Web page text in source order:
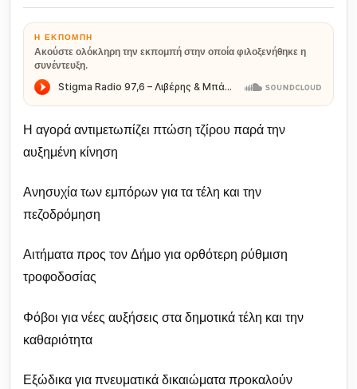
Η ΕΚΠΟΜΠΉ
Ακούστε ολόκληρη την εκπομπή στην οποία φιλοξενήθηκε η
συνέντευξη.
Η αγορά αντιμετωπίζει πτώση τζίρου παρά την
αυξημένη κίνηση
Ανησυχία των εμπόρων για τα τέλη και την
πεζοδρόμηση
Αιτήματα προς τον Δήμο για ορθότερη ρύθμιση
τροφοδοσίας
Φόβοι για νέες αυξήσεις στα δημοτικά τέλη και την
καθαριότητα
Εξώδικα για πνευματικά δικαιώματα προκαλούν